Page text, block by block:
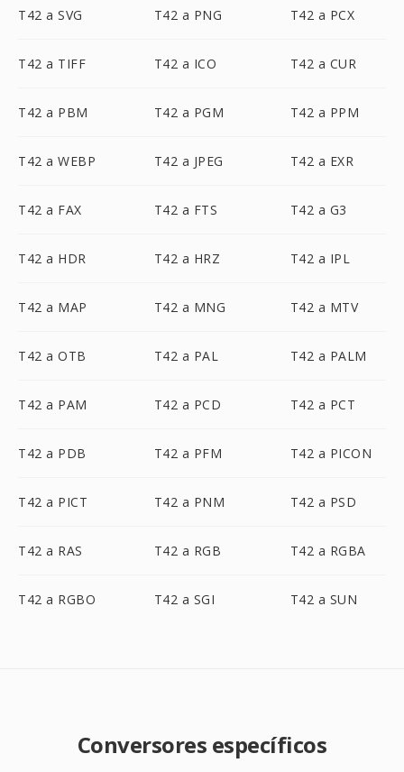
T42 a SVG T42 a PNG T42 a PCX
T42 a TIFF T42 a ICO T42 a CUR
T42 a PBM T42 a PGM T42 a PPM
T42 a WEBP T42 a JPEG T42 a EXR
T42 a FAX T42 a FTS T42 a G3
T42 a HDR T42 a HRZ T42 a IPL
T42 a MAP T42 a MNG T42 a MTV
T42 a OTB T42 a PAL T42 a PALM
T42 a PAM T42 a PCD T42 a PCT
T42 a PDB T42 a PFM T42 a PICON
T42 a PICT T42 a PNM T42 a PSD
T42 a RAS T42 a RGB T42 a RGBA
T42 a RGBO T42 a SGI T42 a SUN
Conversores específicos